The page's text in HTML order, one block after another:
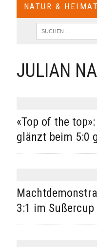
NATUR & HEIMAT
JULIAN
«Top of the
glänzt beim 5:0
3:1 im